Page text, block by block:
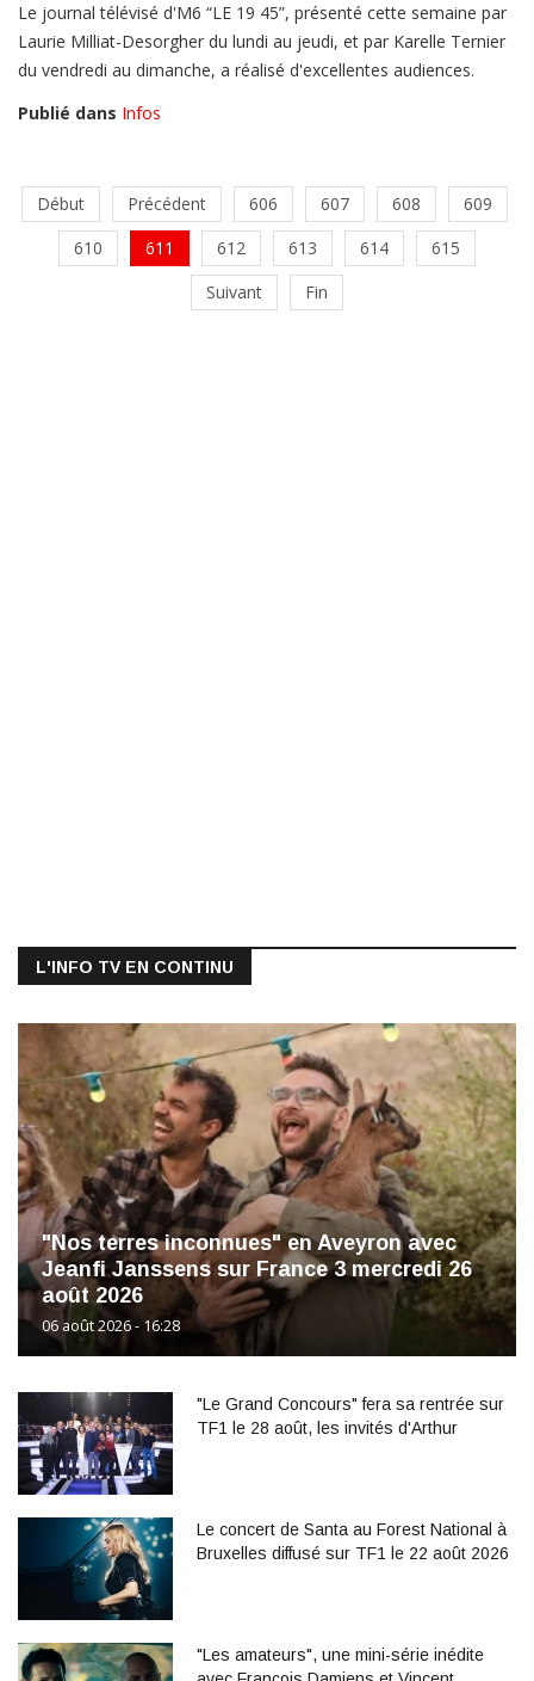
Le journal télévisé d'M6 “LE 19 45”, présenté cette semaine par
Laurie Milliat-Desorgher du lundi au jeudi, et par Karelle Ternier
du vendredi au dimanche, a réalisé d'excellentes audiences.
Publié dans Infos
Début Précédent 606 607 608
609
610
611 612 613 614
615
Suivant
Fin
L'INFO TV EN CONTINU
"Nos terres inconnues" en Aveyron avec
Jeanfi Janssens sur France 3 mercredi 26
août 2026
06 août 2026 - 16:28
"Le Grand Concours" fera sa rentrée sur
TF1 le 28 août, les invités d'Arthur
Le concert de Santa au Forest National à
Bruxelles diffusé sur TF1 le 22 août 2026
"Les amateurs", une mini-série inédite